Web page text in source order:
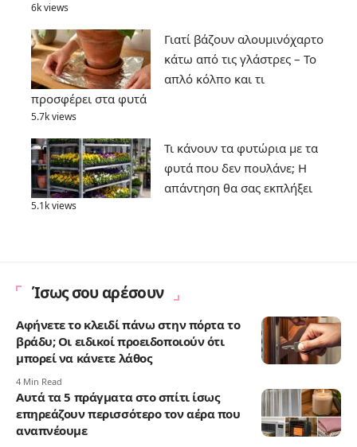
6k views
Γιατί βάζουν αλουμινόχαρτο
κάτω από τις γλάστρες – Το
απλό κόλπο και τι
προσφέρει στα φυτά
5.7k views
Τι κάνουν τα φυτώρια με τα
φυτά που δεν πουλάνε; Η
απάντηση θα σας εκπλήξει
5.1k views
Ίσως σου αρέσουν
Αφήνετε το κλειδί πάνω στην πόρτα το
βράδυ; Οι ειδικοί προειδοποιούν ότι
μπορεί να κάνετε λάθος
4 Min Read
Αυτά τα 5 πράγματα στο σπίτι ίσως
επηρεάζουν περισσότερο τον αέρα που
αναπνέουμε